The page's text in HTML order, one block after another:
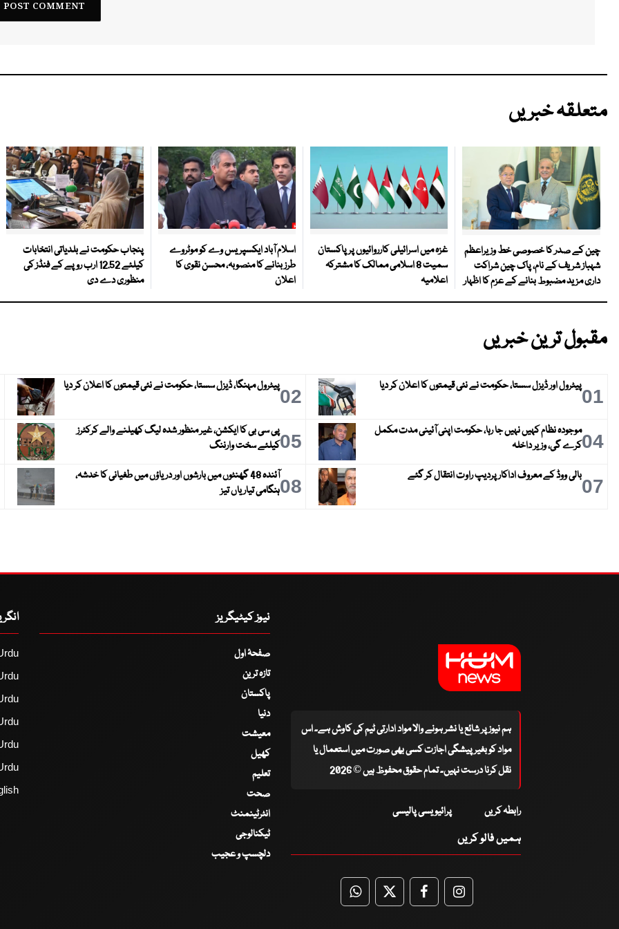
متعلقہ خبریں
چین کے صدر کا خصوصی خط وزیراعظم
شہباز شریف کے نام، پاک چین شراکت
داری مزید مضبوط بنانے کے عزم کا اظہار
غزہ میں اسرائیلی کارروائیوں پر پاکستان
سمیت 8 اسلامی ممالک کا مشترکہ
اعلامیہ
اسلام آباد ایکسپریس وے کو موٹروے
طرز بنانے کا منصوبہ، محسن نقوی کا
اعلان
پنجاب حکومت نے بلدیاتی انتخابات
کیلئے 12.52 ارب روپے کے فنڈز کی
منظوری دے دی
مقبول ترین خبریں
01پیٹرول اور ڈیزل سستا، حکومت نے نئی قیمتوں کا اعلان کر دیا 02پیٹرول مہنگا، ڈیزل سستا، حکومت نے نئی قیمتوں کا اعلان کر دیا
04موجودہ نظام کہیں نہیں جا رہا، حکومت اپنی آئینی مدت مکمل
کرے گی، وزیر داخلہ
05پی سی بی کا ایکشن، غیر منظور شدہ لیگ کھیلنے والے کرکٹرز
کیلئے سخت وارننگ
07بالی ووڈ کے معروف اداکار پردیپ راوت انتقال کر گئے 08
آئندہ 48 گھنٹوں میں بارشوں اور دریاؤں میں طغیانی کا خدشہ،
ہنگامی تیاریاں تیز
ہم نیوز پر شائع یا نشر ہونے والا مواد ادارتی ٹیم کی کاوش ہے۔ اس
مواد کو بغیر پیشگی اجازت کسی بھی صورت میں استعمال یا
نقل کرنا درست نہیں۔ تمام حقوق محفوظ ہیں © 2026
رابطہ کریں پرائیویسی پالیسی
ہمیں فالو کریں
WhatsApp
TwitterFacebookFacebook
نیوز کیٹیگریز
صفحۂ اول
تازہ ترین
پاکستان
دنیا
معیشت
کھیل
تعلیم
صحت
انٹرٹینمنٹ
ٹیکنالوجی
دلچسپ و عجیب